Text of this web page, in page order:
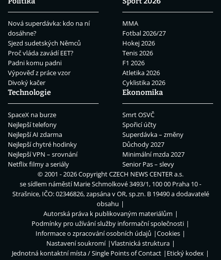
Nová superdávka: kdo na ní
dosáhne?
Sjezd sudetských Němců
Proč vláda zavádí EET?
Padni komu padni
Výpověď z práce vzor
Divoký kačer
MMA
Fotbal 2026/27
Hokej 2026
Tenis 2026
F1 2026
Atletika 2026
Cyklistika 2026
Technologie
SpaceX na burze
Nejlepší telefony
Nejlepší AI zdarma
Nejlepší chytré hodinky
Nejlepší VPN – srovnání
Netflix filmy a seriály
Ekonomika
Smrt OSVČ
Spořicí účty
Superdávka – změny
Důchody 2027
Minimální mzda 2027
Senior Pas – slevy
© 2001 - 2026 CopyrightCZECH NEWS CENTER a.s.
se sídlem náměstí Marie Schmolkové 3493/1, 100 00 Praha 10 -
Strašnice, IČO: 02346826, zapsána v OR, sp.zn. B 19490 a dodavatelé
obsahu
Autorská práva k publikovaným materiálům
Podmínky pro užívání služby informační společnosti
Informace o zpracování osobních údajů
Cookies
Nastavení soukromí
Vlastnická struktura
Jednotná kontaktní místa / Single Points of Contact
Etický kodex